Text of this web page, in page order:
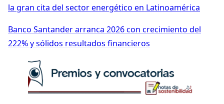
la gran cita del sector energético en Latinoamérica
Banco Santander arranca 2026 con crecimiento del
222% y sólidos resultados financieros